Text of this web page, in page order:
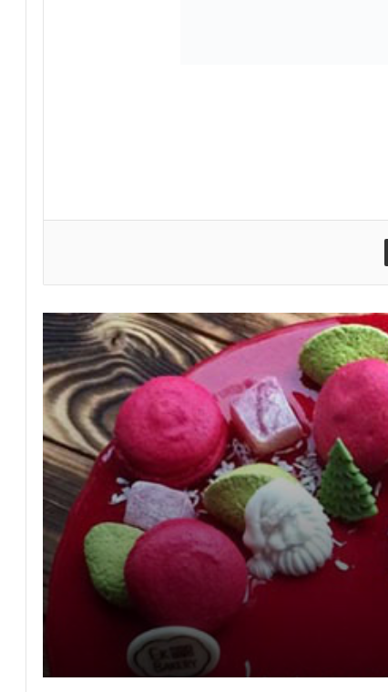
صور اسم يحيى على تورتة عيد ميلاد سعيد
صور اسم يحيى على القمر
صور اسم يحيى صور لاسم يحيى صور
رومانسية